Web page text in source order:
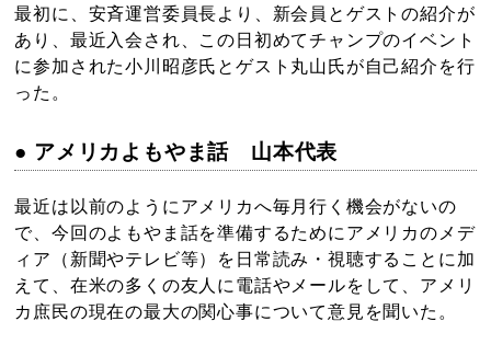
最初に、安斉運営委員長より、新会員とゲストの紹介が
あり、最近入会され、この日初めてチャンプのイベント
に参加された小川昭彦氏とゲスト丸山氏が自己紹介を行
った。
● アメリカよもやま話 山本代表
最近は以前のようにアメリカへ毎月行く機会がないの
で、今回のよもやま話を準備するためにアメリカのメデ
ィア（新聞やテレビ等）を日常読み・視聴することに加
えて、在米の多くの友人に電話やメールをして、アメリ
カ庶民の現在の最大の関心事について意見を聞いた。